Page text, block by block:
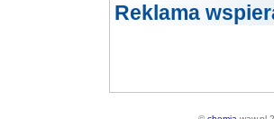
Reklama